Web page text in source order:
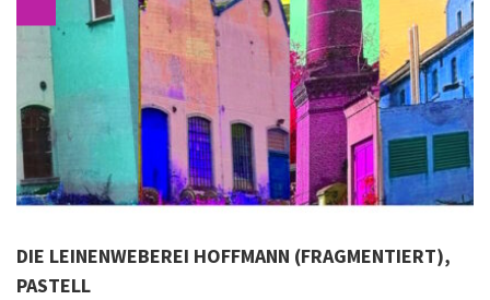
DIE LEINENWEBEREI HOFFMANN (FRAGMENTIERT),
PASTELL